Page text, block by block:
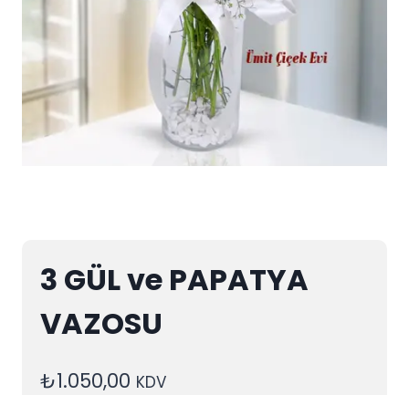
3 GÜL ve PAPATYA
VAZOSU
₺1.050,00 KDV